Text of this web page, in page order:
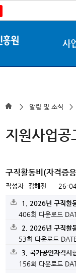
사
> 알림 및 소식 >
지원사업공
구직활동비(자격증
작성자 김혜진 26-
1. 2026년 구직활
406회 다운로드
2. 2026년 구직활
53회 다운로드
3. 국가공인자격시
156회 다운로드